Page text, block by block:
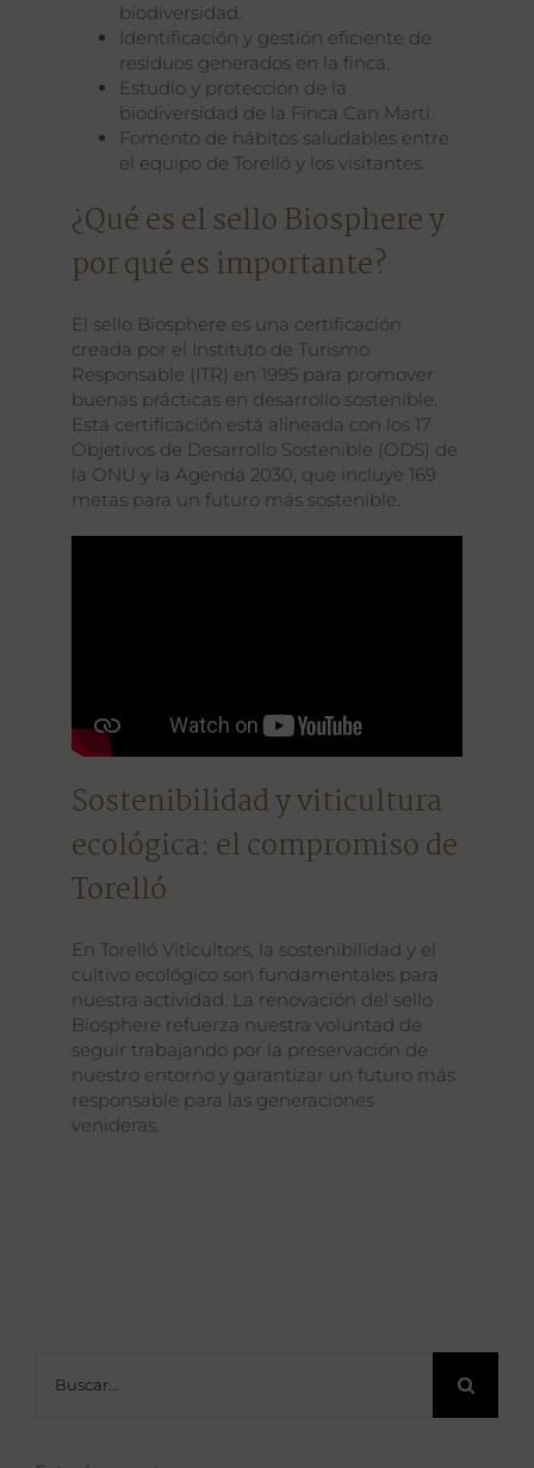
biodiversidad.
Identificación y gestión eficiente de
residuos generados en la finca.
Estudio y protección de la
biodiversidad de la Finca Can Martí.
Fomento de hábitos saludables entre
el equipo de Torelló y los visitantes.
¿Qué es el sello Biosphere y
por qué es importante?
El sello Biosphere es una certificación
creada por el Instituto de Turismo
Responsable (ITR) en 1995 para promover
buenas prácticas en desarrollo sostenible.
Esta certificación está alineada con los 17
Objetivos de Desarrollo Sostenible (ODS) de
la ONU y la Agenda 2030, que incluye 169
metas para un futuro más sostenible.
Sostenibilidad y viticultura
ecológica: el compromiso de
Torelló
En Torelló Viticultors, la sostenibilidad y el
cultivo ecológico son fundamentales para
nuestra actividad. La renovación del sello
Biosphere refuerza nuestra voluntad de
seguir trabajando por la preservación de
nuestro entorno y garantizar un futuro más
responsable para las generaciones
venideras.